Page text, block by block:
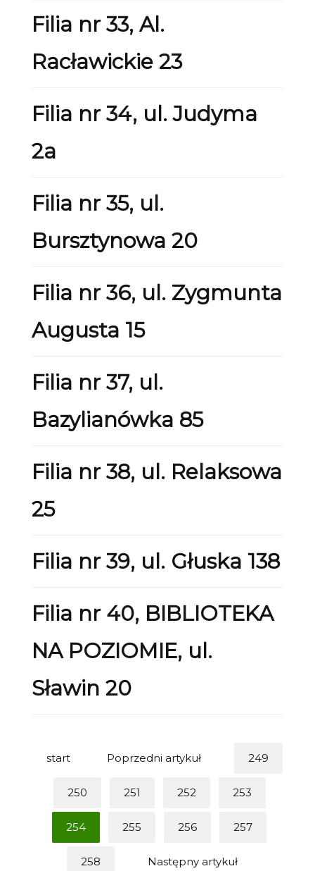
Filia nr 33, Al.
Racławickie 23
Filia nr 34, ul. Judyma
2a
Filia nr 35, ul.
Bursztynowa 20
Filia nr 36, ul. Zygmunta
Augusta 15
Filia nr 37, ul.
Bazylianówka 85
Filia nr 38, ul. Relaksowa
25
Filia nr 39, ul. Głuska 138
Filia nr 40, BIBLIOTEKA
NA POZIOMIE, ul.
Sławin 20
start Poprzedni artykuł 249
250 251 252 253
254 255 256 257
258 Następny artykuł